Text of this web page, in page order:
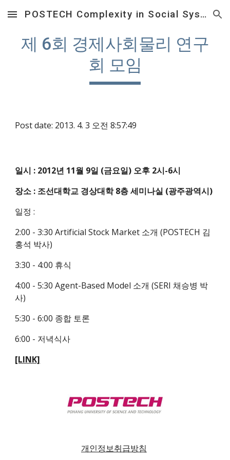
Skip to main content Skip to navigation
POSTECH Complexity in Social System Laboratory
제 6회 경제사회물리 연구
회 모임
Post date: 2013. 4. 3 오전 8:57:49
일시 : 2012년 11월 9일 (금요일) 오후 2시-6시
장소 : 조선대학교 경상대학 8층 세미나실 (광주광역시)
일정 :
2:00 - 3:30 Artificial Stock Market 소개 (POSTECH 김
홍석 박사)
3:30 - 4:00 휴식
4:00 - 5:30 Agent-Based Model 소개 (SERI 채승병 박
사)
5:30 - 6:00 종합 토론
6:00 - 저녁식사
[LINK]
개인정보취급방침